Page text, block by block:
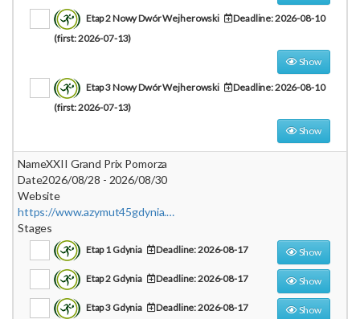
Etap 2 Nowy Dwór Wejherowski
Deadline: 2026-08-10
(first: 2026-07-13)
Show
Etap 3 Nowy Dwór Wejherowski
Deadline: 2026-08-10
(first: 2026-07-13)
Show
NameXXII Grand Prix Pomorza
Date2026/08/28 - 2026/08/30
Website
https://www.azymut45gdynia.org
Stages
Etap 1 Gdynia Deadline: 2026-08-17 Show
Etap 2 Gdynia Deadline: 2026-08-17 Show
Etap 3 Gdynia Deadline: 2026-08-17 Show